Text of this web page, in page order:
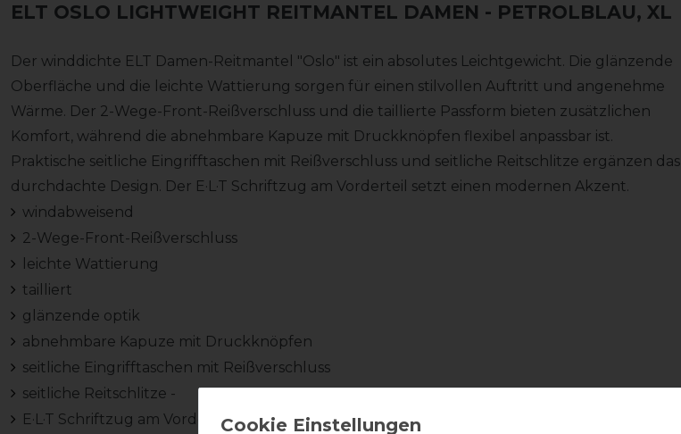
ELT OSLO LIGHTWEIGHT REITMANTEL DAMEN - PETROLBLAU, XL
Der winddichte ELT Damen-Reitmantel "Oslo" ist ein absolutes Leichtgewicht. Die glänzende
Oberfläche und die leichte Wattierung sorgen für einen stilvollen Auftritt und angenehme
Wärme. Der 2-Wege-Front-Reißverschluss und die taillierte Passform bieten zusätzlichen
Komfort, während die abnehmbare Kapuze mit Druckknöpfen flexibel anpassbar ist.
Praktische seitliche Eingrifftaschen mit Reißverschluss und seitliche Reitschlitze ergänzen das
durchdachte Design. Der E·L·T Schriftzug am Vorderteil setzt einen modernen Akzent.
windabweisend
2-Wege-Front-Reißverschluss
leichte Wattierung
tailliert
glänzende optik
abnehmbare Kapuze mit Druckknöpfen
seitliche Eingrifftaschen mit Reißverschluss
seitliche Reitschlitze -
E·L­·T Schriftzug am Vorderteil